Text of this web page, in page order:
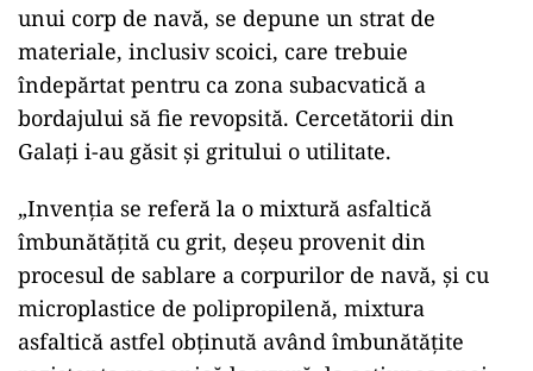
unui corp de navă, se depune un strat de
materiale, inclusiv scoici, care trebuie
îndepărtat pentru ca zona subacvatică a
bordajului să fie revopsită. Cercetătorii din
Galați i-au găsit și gritului o utilitate.
„Invenţia se referă la o mixtură asfaltică
îmbunătăţită cu grit, deşeu provenit din
procesul de sablare a corpurilor de navă, şi cu
microplastice de polipropilenă, mixtura
asfaltică astfel obţinută având îmbunătăţite